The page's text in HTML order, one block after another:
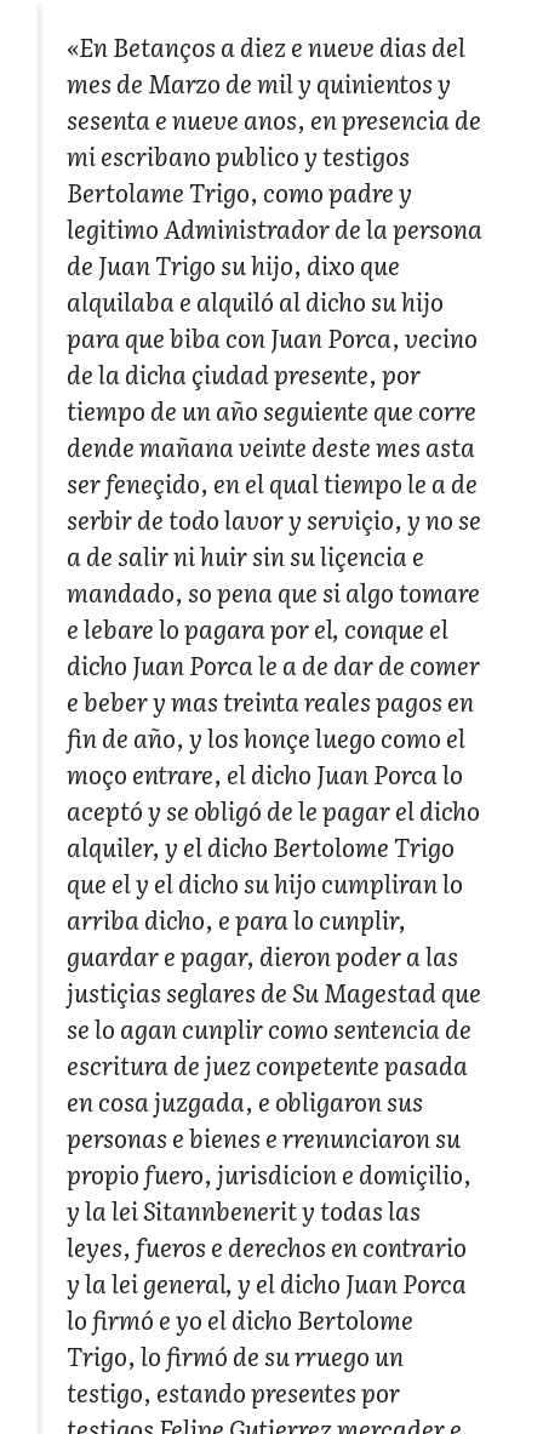
«En Betanços a diez e nueve dias del
mes de Marzo de mil y quinientos y
sesenta e nueve anos, en presencia de
mi escribano publico y testigos
Bertolame Trigo, como padre y
legitimo Administrador de la persona
de Juan Trigo su hijo, dixo que
alquilaba e alquiló al dicho su hijo
para que biba con Juan Porca, vecino
de la dicha çiudad presente, por
tiempo de un año seguiente que corre
dende mañana veinte deste mes asta
ser feneçido, en el qual tiempo le a de
serbir de todo lavor y serviçio, y no se
a de salir ni huir sin su liçencia e
mandado, so pena que si algo tomare
e lebare lo pagara por el, conque el
dicho Juan Porca le a de dar de comer
e beber y mas treinta reales pagos en
fin de año, y los honçe luego como el
moço entrare, el dicho Juan Porca lo
aceptó y se obligó de le pagar el dicho
alquiler, y el dicho Bertolome Trigo
que el y el dicho su hijo cumpliran lo
arriba dicho, e para lo cunplir,
guardar e pagar, dieron poder a las
justiçias seglares de Su Magestad que
se lo agan cunplir como sentencia de
escritura de juez conpetente pasada
en cosa juzgada, e obligaron sus
personas e bienes e rrenunciaron su
propio fuero, jurisdicion e domiçilio,
y la lei Sitannbenerit y todas las
leyes, fueros e derechos en contrario
y la lei general, y el dicho Juan Porca
lo firmó e yo el dicho Bertolome
Trigo, lo firmó de su rruego un
testigo, estando presentes por